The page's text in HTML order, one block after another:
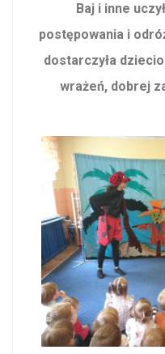
Baj i inne
postępowania i
dostarczyła
wrażeń, dobrej